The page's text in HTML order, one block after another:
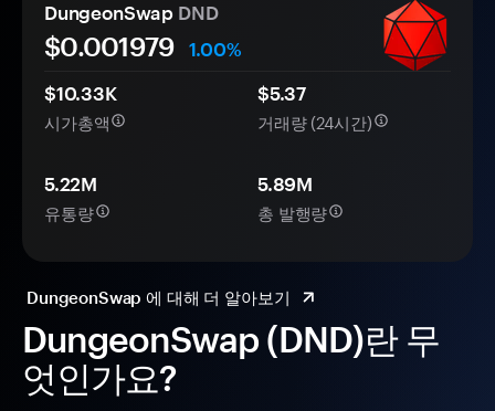
DungeonSwap (DND)란 무
엇인가요?
DungeonSwap DND
$0.001979
1.00%
$10.33K
시가총액
$5.37
거래량 (24시간)
5.22M
유통량
5.89M
총 발행량
DungeonSwap 에 대해 더 알아보기